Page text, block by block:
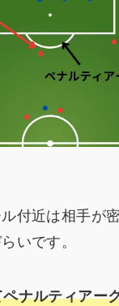
付近は相手が
いです。
ナルティアー